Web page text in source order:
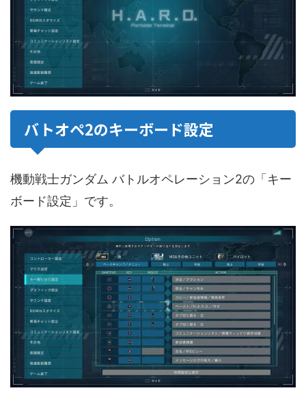
バトオペ2のキーボード設定
機動戦士ガンダム バトルオペレーション2の「キー
ボード設定」です。